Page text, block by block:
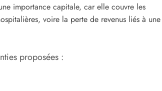
importance capitale, car elle couvre les
voire la perte de revenus liés à une
proposées :